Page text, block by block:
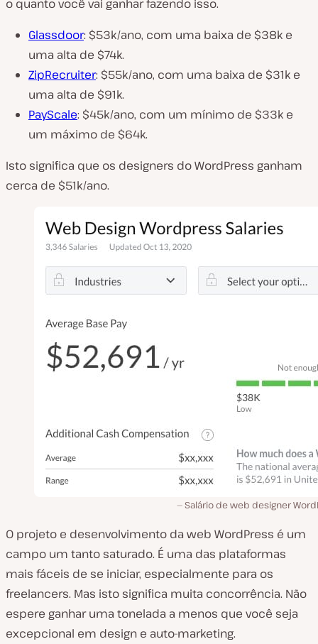
o quanto você vai ganhar fazendo isso.
Glassdoor: $53k/ano, com uma baixa de $38k e
uma alta de $74k.
ZipRecruiter: $55k/ano, com uma baixa de $31k e
uma alta de $91k.
PayScale: $45k/ano, com um mínimo de $33k e
um máximo de $64k.
Isto significa que os designers do WordPress ganham
cerca de $51k/ano.
Salário de web designer
O projeto e desenvolvimento da web WordPress é um
campo um tanto saturado. É uma das plataformas
mais fáceis de se iniciar, especialmente para os
freelancers. Mas isto significa muita concorrência. Não
espere ganhar uma tonelada a menos que você seja
excepcional em design e auto-marketing.